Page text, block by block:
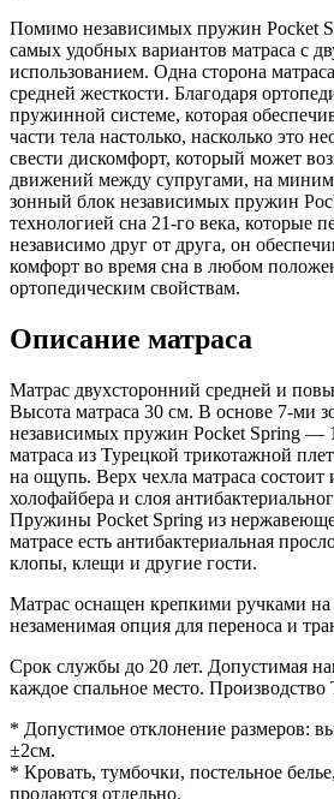
Помимо независимых пружин Pocket
самых удобных вариантов матраса с
использованием. Одна сторона
средней жесткости. Благодаря
пружинной системе, которая
части тела настолько, насколько это
свести дискомфорт, который может
движений между супругами, на
зонный блок независимых пружин
технологией сна 21-го века, которые
независимо друг от друга, он
комфорт во время сна в любом
ортопедическим свойствам.
Описание матраса
Матрас двухсторонний средней и
Высота матраса 30 см. В основе 7-ми
независимых пружин Pocket Spring —
матраса из Турецкой трикотажной
на ощупь. Верх чехла матраса состоит
холофайбера и слоя
Пружины Pocket Spring из
матрасе есть антибактериальная
клопы, клещи и другие гости.
Матрас оснащен крепкими ручками на
незаменимая опция для переноса и
Срок службы до 20 лет. Допустимая
каждое спальное место. Производство
* Допустимое отклонение размеров:
±2см.
* Кровать, тумбочки, постельное
продаются отдельно.